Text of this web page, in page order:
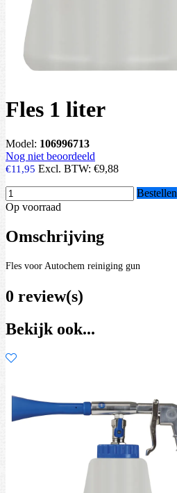
Fles 1 liter
Model: 106996713
Nog niet beoordeeld
€11,95 Excl. BTW: €9,88
Bestellen
Op voorraad
Omschrijving
Fles voor Autochem reiniging gun
0 review(s)
Bekijk ook...